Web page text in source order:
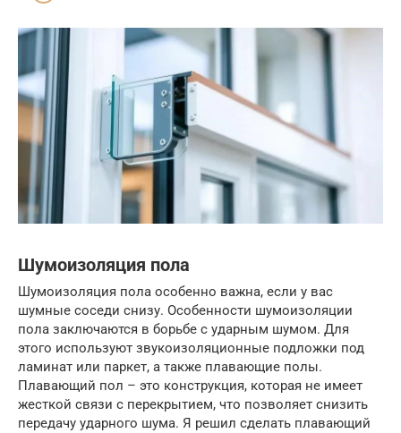
Шумоизоляция пола
Шумоизоляция пола особенно важна, если у вас
шумные соседи снизу. Особенности шумоизоляции
пола заключаются в борьбе с ударным шумом. Для
этого используют звукоизоляционные подложки под
ламинат или паркет, а также плавающие полы.
Плавающий пол – это конструкция, которая не имеет
жесткой связи с перекрытием, что позволяет снизить
передачу ударного шума. Я решил сделать плавающий